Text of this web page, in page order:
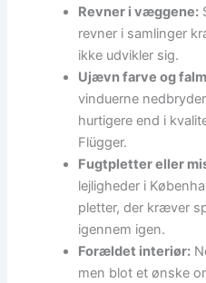
Revner i væggene:
revner i samlinger
ikke udvikler sig.
Ujævn farve og
vinduerne
hurtigere end i
Flügger.
Fugtpletter eller
lejligheder i
pletter, der kræver
igennem igen.
Forældet interiør:
men blot et ønske